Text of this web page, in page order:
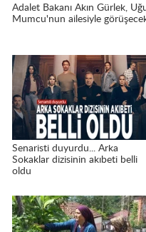
Adalet Bakanı Akın Gürlek,
Mumcu'nun ailesiyle
Senaristi duyurdu... Arka
Sokaklar dizisinin akıbeti belli
oldu